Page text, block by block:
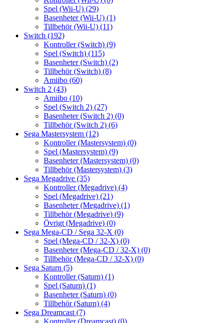
Spel (Wii-U) (29)
Basenheter (Wii-U) (1)
Tillbehör (Wii-U) (11)
Switch (192)
Kontroller (Switch) (9)
Spel (Switch) (115)
Basenheter (Switch) (2)
Tillbehör (Switch) (8)
Amiibo (60)
Switch 2 (43)
Amiibo (10)
Spel (Switch 2) (27)
Basenheter (Switch 2) (0)
Tillbehör (Switch 2) (6)
Sega Mastersystem (12)
Kontroller (Mastersystem) (0)
Spel (Mastersystem) (9)
Basenheter (Mastersystem) (0)
Tillbehör (Mastersystem) (3)
Sega Megadrive (35)
Kontroller (Megadrive) (4)
Spel (Megadrive) (21)
Basenheter (Megadrive) (1)
Tillbehör (Megadrive) (9)
Övrigt (Megadrive) (0)
Sega Mega-CD / Sega 32-X (0)
Spel (Mega-CD / 32-X) (0)
Basenheter (Mega-CD / 32-X) (0)
Tillbehör (Mega-CD / 32-X) (0)
Sega Saturn (5)
Kontroller (Saturn) (1)
Spel (Saturn) (1)
Basenheter (Saturn) (0)
Tillbehör (Saturn) (4)
Sega Dreamcast (7)